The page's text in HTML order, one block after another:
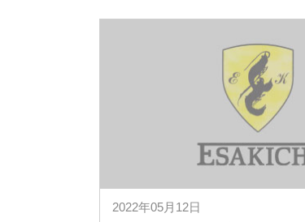
2022年05月12日